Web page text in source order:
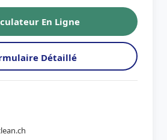
En Ligne
Détaillé